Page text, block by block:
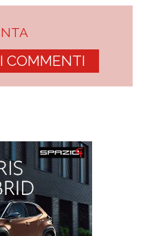
COMMENTI